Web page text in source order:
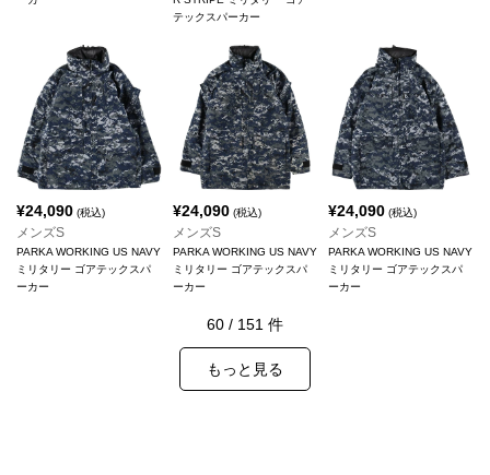
テックスパーカー
¥24,090 (税込)
メンズS
PARKA WORKING US NAVY
ミリタリー ゴアテックスパ
ーカー
¥24,090(税込)
メンズS
PARKA WORKING US NAVY
ミリタリー ゴアテックスパ
ーカー
¥24,090 (税込)
メンズS
PARKA WORKING US NAVY
ミリタリー ゴアテックスパ
ーカー
60 / 151 件
もっと見る